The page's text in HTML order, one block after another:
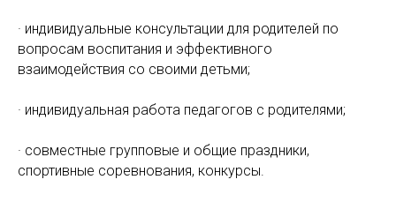
· индивидуальные консультации для родителей по
вопросам воспитания и эффективного
взаимодействия со своими детьми;
· индивидуальная работа педагогов с родителями;
· совместные групповые и общие праздники,
спортивные соревнования, конкурсы.